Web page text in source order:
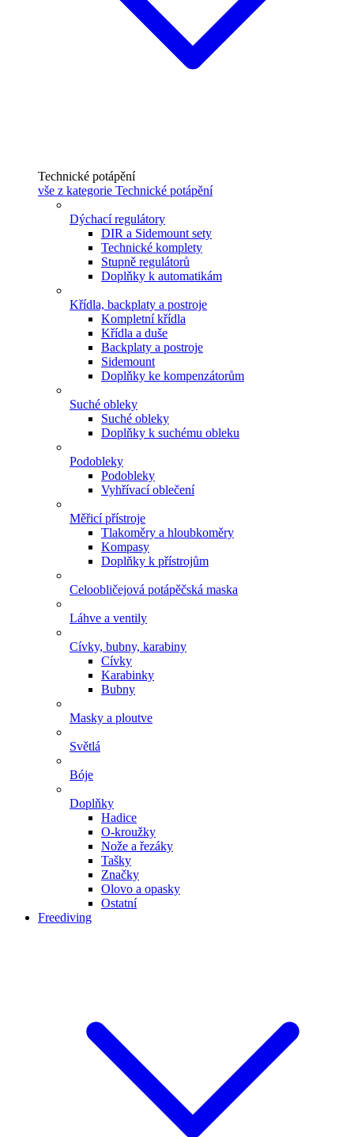
Technické potápění
vše z kategorie Technické potápění
Dýchací regulátory
DIR a Sidemount sety
Technické komplety
Stupně regulátorů
Doplňky k automatikám
Křídla, backplaty a postroje
Kompletní křídla
Křídla a duše
Backplaty a postroje
Sidemount
Doplňky ke kompenzátorům
Suché obleky
Suché obleky
Doplňky k suchému obleku
Podobleky
Podobleky
Vyhřívací oblečení
Měřicí přístroje
Tlakoměry a hloubkoměry
Kompasy
Doplňky k přístrojům
Celoobličejová potápěčská maska
Láhve a ventily
Cívky, bubny, karabiny
Cívky
Karabinky
Bubny
Masky a ploutve
Světlá
Bóje
Doplňky
Hadice
O-kroužky
Nože a řezáky
Tašky
Značky
Olovo a opasky
Ostatní
Freediving